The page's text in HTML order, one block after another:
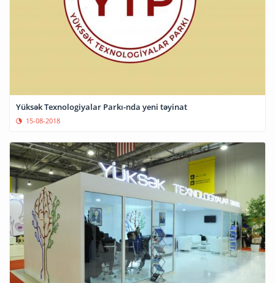
Yüksək Texnologiyalar Parkı-nda yeni təyinat
15-08-2018